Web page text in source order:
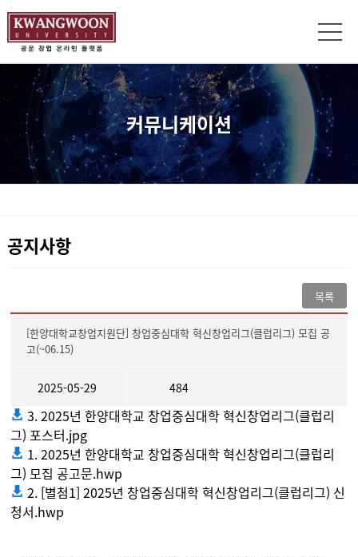
커뮤니케이션
공지사항
목록
[한양대학교창업지원단] 창업중심대학 혁신창업리그(클럽리그) 모집 공
고(~06.15)
2025-05-29 484
3. 2025년 한양대학교 창업중심대학 혁신창업리그(클럽리
그) 포스터.jpg
1. 2025년 한양대학교 창업중심대학 혁신창업리그(클럽리
그) 모집 공고문.hwp
2. [별첨1] 2025년 창업중심대학 혁신창업리그(클럽리그) 신
청서.hwp